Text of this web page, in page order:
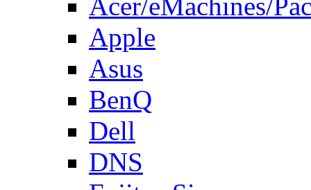
Apple
Asus
BenQ
Dell
DNS